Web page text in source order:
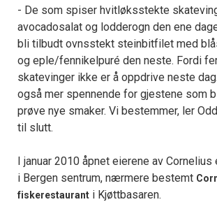
- De som spiser hvitløksstekte
avocadosalat og lodderogn den ene
bli tilbudt ovnsstekt steinbitfilet med
og eple/fennikelpuré den neste. Fordi
skatevinger ikke er å oppdrive neste
også mer spennende for gjestene som
prøve nye smaker. Vi bestemmer, ler
til slutt.
I januar 2010 åpnet eierene av Cornelius
i Bergen sentrum, nærmere bestemt
fiskerestaurant i Kjøttbasaren.